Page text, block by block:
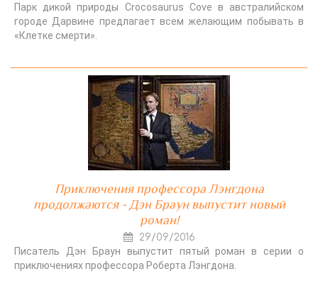
Парк дикой природы Crocosaurus Cove в австралийском
городе Дарвине предлагает всем желающим побывать в
«Клетке смерти».
Приключения профессора Лэнгдона
продолжаются - Дэн Браун выпустит новый
роман!
29/09/2016
Писатель Дэн Браун выпустит пятый роман в серии о
приключениях профессора Роберта Лэнгдона.